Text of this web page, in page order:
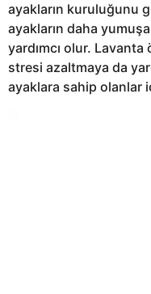
ayakların kuruluğunu
ayakların daha
yardımcı olur.
stresi azaltmaya da
ayaklara sahip olanlar